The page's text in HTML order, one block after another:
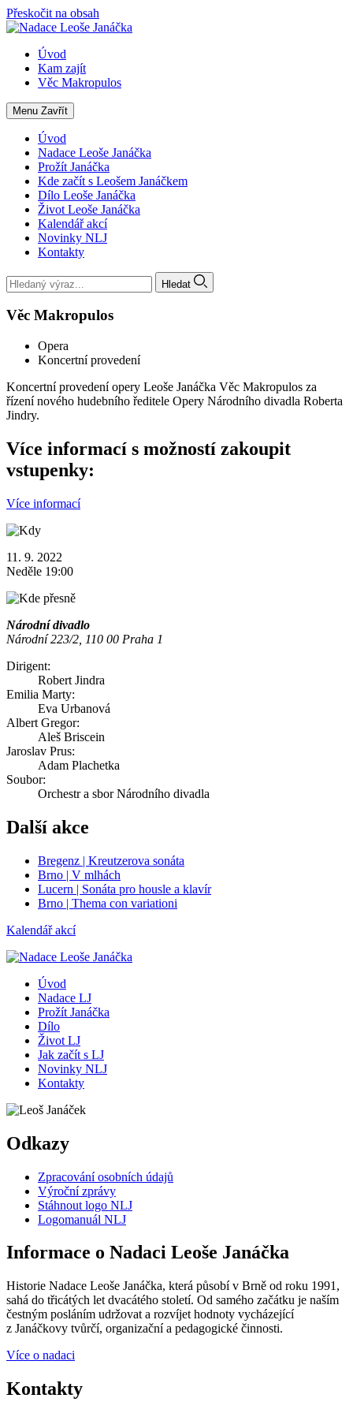
Přeskočit na obsah
Úvod
Kam zajít
Věc Makropulos
Menu Zavřít
Úvod
Nadace Leoše Janáčka
Prožít Janáčka
Kde začít s Leošem Janáčkem
Dílo Leoše Janáčka
Život Leoše Janáčka
Kalendář akcí
Novinky NLJ
Kontakty
Hledat
Věc Makropulos
Opera
Koncertní provedení
Koncertní provedení opery Leoše Janáčka Věc Makropulos za
řízení nového hudebního ředitele Opery Národního divadla Roberta
Jindry.
Více informací s možností zakoupit
vstupenky:
Více informací
11. 9. 2022
Neděle 19:00
Národní divadlo
Národní 223/2, 110 00 Praha 1
Dirigent:
Robert Jindra
Emilia Marty:
Eva Urbanová
Albert Gregor:
Aleš Briscein
Jaroslav Prus:
Adam Plachetka
Soubor:
Orchestr a sbor Národního divadla
Další akce
Bregenz | Kreutzerova sonáta
Brno | V mlhách
Lucern | Sonáta pro housle a klavír
Brno | Thema con variationi
Kalendář akcí
Úvod
Nadace LJ
Prožít Janáčka
Dílo
Život LJ
Jak začít s LJ
Novinky NLJ
Kontakty
Odkazy
Zpracování osobních údajů
Výroční zprávy
Stáhnout logo NLJ
Logomanuál NLJ
Informace o Nadaci Leoše Janáčka
Historie Nadace Leoše Janáčka, která působí v Brně od roku 1991,
sahá do třicátých let dvacátého století. Od samého začátku je naším
čestným posláním udržovat a rozvíjet hodnoty vycházející
z Janáčkovy tvůrčí, organizační a pedagogické činnosti.
Více o nadaci
Kontakty